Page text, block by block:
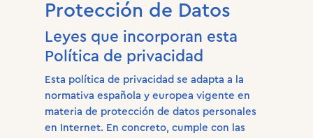
Protección de Datos
Leyes que incorporan esta
Política de privacidad
Esta política de privacidad se adapta a la
normativa española y europea vigente en
materia de protección de datos personales
en Internet. En concreto, cumple con las